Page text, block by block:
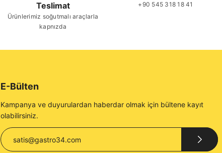
Teslimat
Ürünlerimiz soğutmalı araçlarla
kapnızda
+90 545 318 18 41
E-Bülten
Kampanya ve duyurulardan haberdar olmak için bültene kayıt
olabilirsiniz.